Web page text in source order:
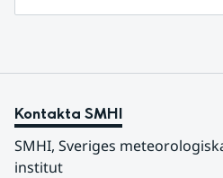
Kontakta SMHI
SMHI, Sveriges
institut